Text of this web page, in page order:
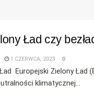
Ład czy
1 CZERWCA, 2023 0
Europejski Zielony Ład
klimatycznej...